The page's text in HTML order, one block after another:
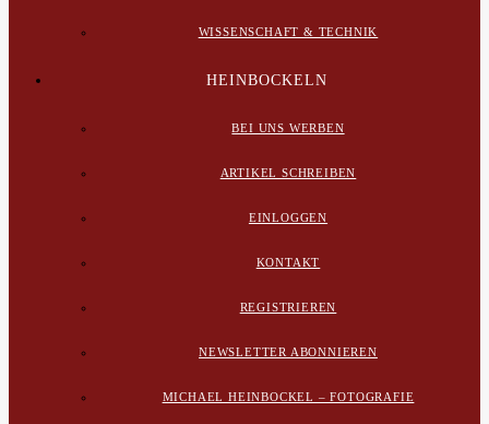
WISSENSCHAFT & TECHNIK
HEINBOCKELN
BEI UNS WERBEN
ARTIKEL SCHREIBEN
EINLOGGEN
KONTAKT
REGISTRIEREN
NEWSLETTER ABONNIEREN
MICHAEL HEINBOCKEL – FOTOGRAFIE